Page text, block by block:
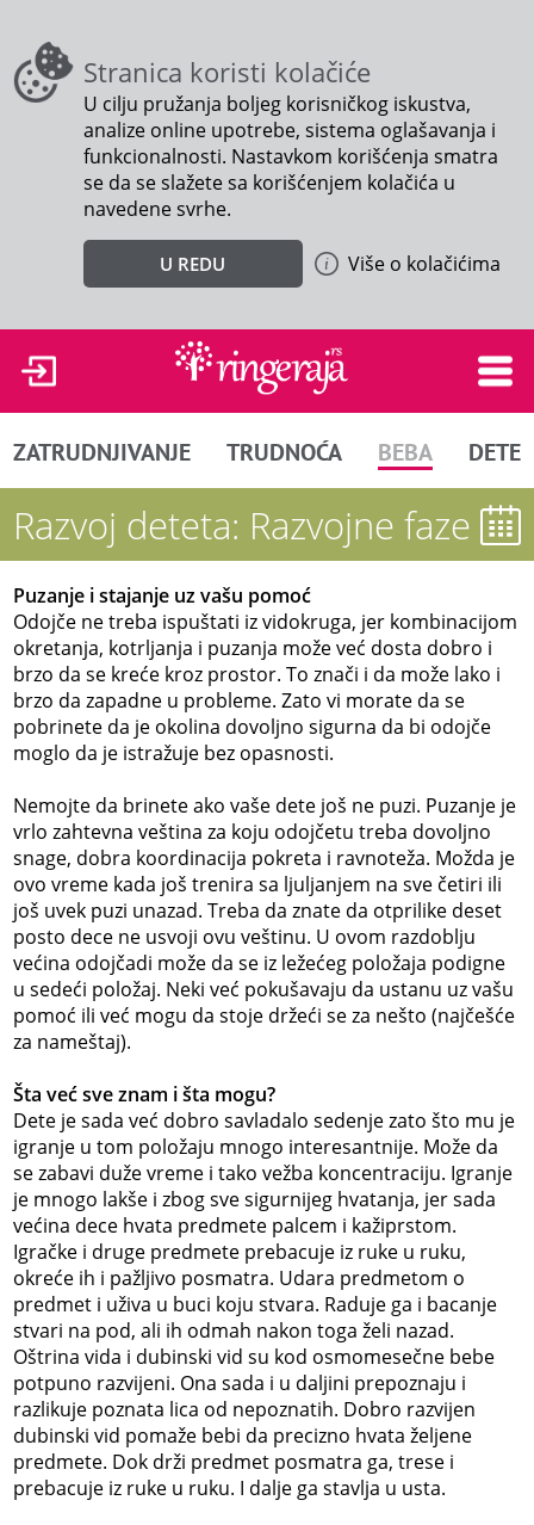
Stranica koristi kolačiće
U cilju pružanja boljeg korisničkog iskustva,
analize online upotrebe, sistema oglašavanja i
funkcionalnosti. Nastavkom korišćenja smatra
se da se slažete sa korišćenjem kolačića u
navedene svrhe.
U REDU Više o kolačićima
ZATRUDNJIVANJE TRUDNOĆA BEBA DETE
Razvoj deteta: Razvojne faze
Puzanje i stajanje uz vašu pomoć
Odojče ne treba ispuštati iz vidokruga, jer kombinacijom
okretanja, kotrljanja i puzanja može već dosta dobro i
brzo da se kreće kroz prostor. To znači i da može lako i
brzo da zapadne u probleme. Zato vi morate da se
pobrinete da je okolina dovoljno sigurna da bi odojče
moglo da je istražuje bez opasnosti.
Nemojte da brinete ako vaše dete još ne puzi. Puzanje je
vrlo zahtevna veština za koju odojčetu treba dovoljno
snage, dobra koordinacija pokreta i ravnoteža. Možda je
ovo vreme kada još trenira sa ljuljanjem na sve četiri ili
još uvek puzi unazad. Treba da znate da otprilike deset
posto dece ne usvoji ovu veštinu. U ovom razdoblju
većina odojčadi može da se iz ležećeg položaja podigne
u sedeći položaj. Neki već pokušavaju da ustanu uz vašu
pomoć ili već mogu da stoje držeći se za nešto (najčešće
za nameštaj).
Šta već sve znam i šta mogu?
Dete je sada već dobro savladalo sedenje zato što mu je
igranje u tom položaju mnogo interesantnije. Može da
se zabavi duže vreme i tako vežba koncentraciju. Igranje
je mnogo lakše i zbog sve sigurnijeg hvatanja, jer sada
većina dece hvata predmete palcem i kažiprstom.
Igračke i druge predmete prebacuje iz ruke u ruku,
okreće ih i pažljivo posmatra. Udara predmetom o
predmet i uživa u buci koju stvara. Raduje ga i bacanje
stvari na pod, ali ih odmah nakon toga želi nazad.
Oštrina vida i dubinski vid su kod osmomesečne bebe
potpuno razvijeni. Ona sada i u daljini prepoznaju i
razlikuje poznata lica od nepoznatih. Dobro razvijen
dubinski vid pomaže bebi da precizno hvata željene
predmete. Dok drži predmet posmatra ga, trese i
prebacuje iz ruke u ruku. I dalje ga stavlja u usta.